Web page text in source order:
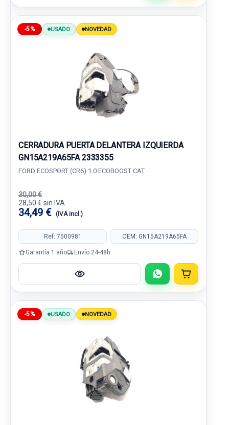
-5% USADO NOVEDAD
CERRADURA PUERTA DELANTERA IZQUIERDA
GN15A219A65FA 2333355
FORD ECOSPORT (CR6) 1.0 ECOBOOST CAT
30,00 €
28,50 € sin IVA.
34,49 € (IVA incl.)
Ref: 7500981 OEM: GN15A219A65FA
Garantía 1 año Envío 24-48h
-5% USADO NOVEDAD